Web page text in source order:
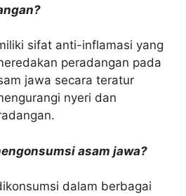
sifat anti-inflamasi yang
peradangan pada
jawa secara teratur
nyeri dan
asam jawa?
dalam berbagai